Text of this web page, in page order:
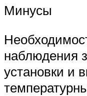
Минусы
наблюдения
установки и